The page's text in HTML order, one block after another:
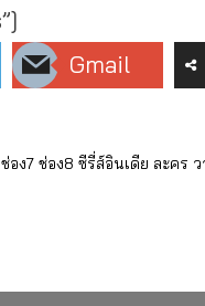
Gmail
ช่อง7 ช่อง8 ซีรี่ส์อินเดีย ละคร